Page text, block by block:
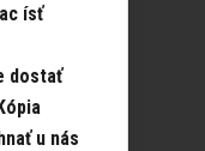
ísť
dostať
u nás